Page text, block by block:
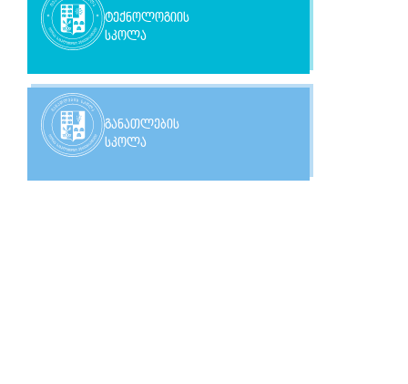
ტექნოლოგიის
სკოლა
განათლების
სკოლა